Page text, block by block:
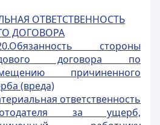
ОТВЕТСТВЕННОСТЬ
ДОГОВОРА
стороны
договора по
причиненного
(вреда)
ответственность
за ущерб,